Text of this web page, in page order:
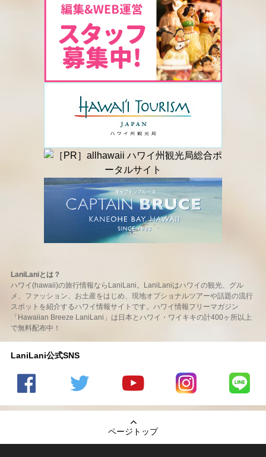
LaniLaniとは？
ハワイ(hawaii)の旅行情報ならLaniLani。LaniLaniはハワイの観光、グル
メ、ファッション、お土産をはじめ、現地オプショナルツアーや話題の流行
スポットを紹介するハワイ情報サイトです。ハワイ情報フリーマガジン
「Hawaiian Breeze LaniLani」は日本とハワイ・ワイキキの計400ヶ所以上
で無料配布中！
LaniLani公式SNS
の
のtwitter
の
Youtube
チャンネ
LaniLani
LaniLani
ページトップ